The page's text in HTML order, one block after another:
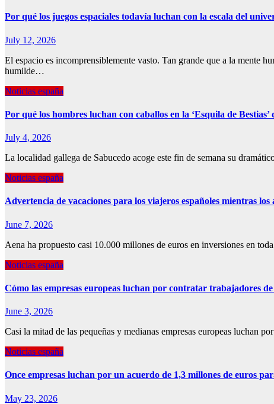
Por qué los juegos espaciales todavía luchan con la escala del
July 12, 2026
El espacio es incomprensiblemente vasto. Tan grande que a la mente
humilde…
Noticias españa
Por qué los hombres luchan con caballos en la ‘Esquila de Bestias’
July 4, 2026
La localidad gallega de Sabucedo acoge este fin de semana su
Noticias españa
Advertencia de vacaciones para los viajeros españoles mientras
June 7, 2026
Aena ha propuesto casi 10.000 millones de euros en inversiones en
Noticias españa
Cómo las empresas europeas luchan por contratar trabajadores
June 3, 2026
Casi la mitad de las pequeñas y medianas empresas europeas luchan
Noticias españa
Once empresas luchan por un acuerdo de 1,3 millones de euros
May 23, 2026